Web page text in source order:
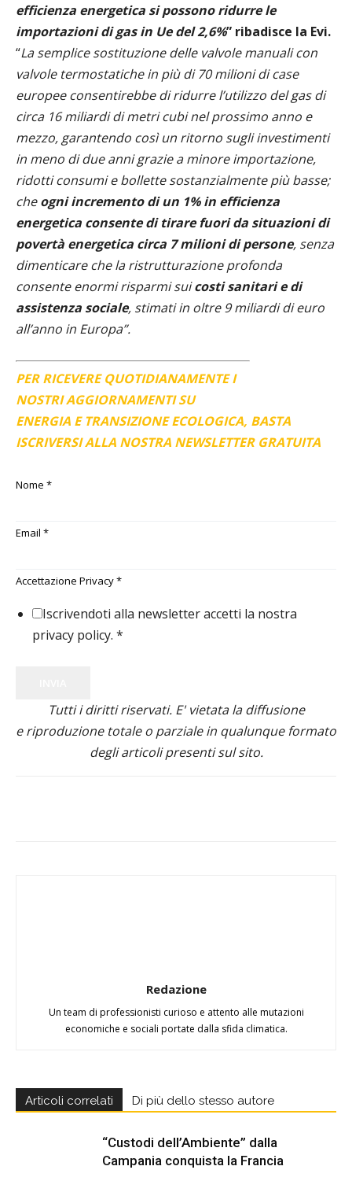
efficienza energetica si possono ridurre le
importazioni di gas in Ue del 2,6%” ribadisce la Evi.
“La semplice sostituzione delle valvole manuali con
valvole termostatiche in più di 70 milioni di case
europee consentirebbe di ridurre l’utilizzo del gas di
circa 16 miliardi di metri cubi nel prossimo anno e
mezzo, garantendo così un ritorno sugli investimenti
in meno di due anni grazie a minore importazione,
ridotti consumi e bollette sostanzialmente più basse;
cheogni incremento di un 1% in efficienza
energetica consente di tirare fuori da situazioni di
povertà energetica circa 7 milioni di persone, senza
dimenticare che la ristrutturazione profonda
consente enormi risparmi suicosti sanitari e di
assistenza sociale, stimati in oltre 9 miliardi di euro
all’anno in Europa”.
PER RICEVERE QUOTIDIANAMENTE I
NOSTRI AGGIORNAMENTI SU
ENERGIA E TRANSIZIONE ECOLOGICA, BASTA
ISCRIVERSI ALLA NOSTRA NEWSLETTER GRATUITA
Nome *
Email *
Accettazione Privacy*
Iscrivendoti alla newsletter accetti la nostra
privacy policy. *
Tutti i diritti riservati. E' vietata la diffusione
e riproduzione totale o parziale in qualunque formato
degli articoli presenti sul sito.
Redazione
Un team di professionisti curioso e attento alle mutazioni
economiche e sociali portate dalla sfida climatica.
Articoli correlati Di più dello stesso autore
“Custodi dell’Ambiente” dalla
Campania conquista la Francia